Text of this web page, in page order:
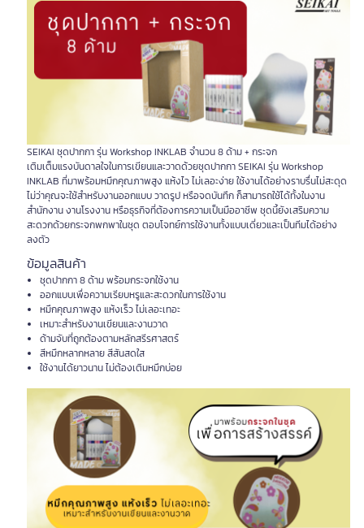
SEIKAI ชุดปากกา รุ่น Workshop INKLAB จำนวน 8 ด้าม + กระจก
เติมเต็มแรงบันดาลใจในการเขียนและวาดด้วยชุดปากกา SEIKAI รุ่น Workshop
INKLAB ที่มาพร้อมหมึกคุณภาพสูง แห้งไว ไม่เลอะง่าย ใช้งานได้อย่างราบรื่นไม่สะดุด
ไม่ว่าคุณจะใช้สำหรับงานออกแบบ วาดรูป หรือจดบันทึก ก็สามารถใช้ได้ทั้งในงาน
สำนักงาน งานโรงงาน หรือธุรกิจที่ต้องการความเป็นมืออาชีพ ชุดนี้ยังเสริมความ
สะดวกด้วยกระจกพกพาในชุด ตอบโจทย์การใช้งานทั้งแบบเดี่ยวและเป็นทีมได้อย่าง
ลงตัว
ข้อมูลสินค้า
ชุดปากกา 8 ด้าม พร้อมกระจกใช้งาน
ออกแบบเพื่อความเรียบหรูและสะดวกในการใช้งาน
หมึกคุณภาพสูง แห้งเร็ว ไม่เลอะเทอะ
เหมาะสำหรับงานเขียนและงานวาด
ด้ามจับที่ถูกต้องตามหลักสรีรศาสตร์
สีหมึกหลากหลาย สีสันสดใส
ใช้งานได้ยาวนาน ไม่ต้องเติมหมึกบ่อย